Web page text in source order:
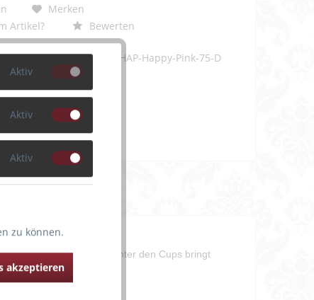
Merken
Artikel?
Bewerten
PDT014-1606-07-HAP-Happy-Pink-75-D
breite Spitzeneinsatz unter den Cups bringt
Aktiv
Aktiv
Aktiv
zu können.
akzeptieren